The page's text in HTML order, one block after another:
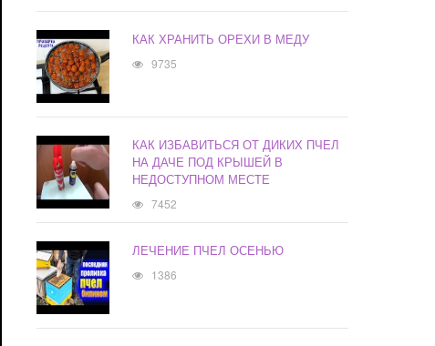
КАК ХРАНИТЬ ОРЕХИ В МЕДУ
9735
КАК ИЗБАВИТЬСЯ ОТ ДИКИХ ПЧЕЛ
НА ДАЧЕ ПОД КРЫШЕЙ В
НЕДОСТУПНОМ МЕСТЕ
7452
ЛЕЧЕНИЕ ПЧЕЛ ОСЕНЬЮ
1386